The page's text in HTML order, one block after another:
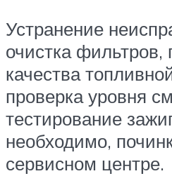
Устранение
очистка фильтров,
качества
проверка уровня
тестирование
необходимо,
сервисном центре.